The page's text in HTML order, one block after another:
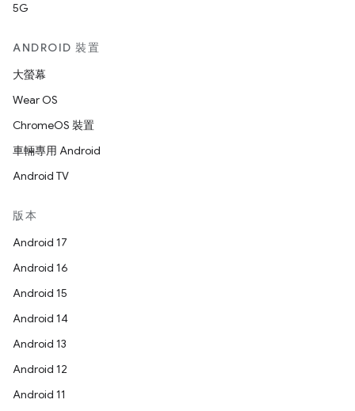
5G
ANDROID 裝置
大螢幕
Wear OS
ChromeOS 裝置
車輛專用 Android
Android TV
版本
Android 17
Android 16
Android 15
Android 14
Android 13
Android 12
Android 11